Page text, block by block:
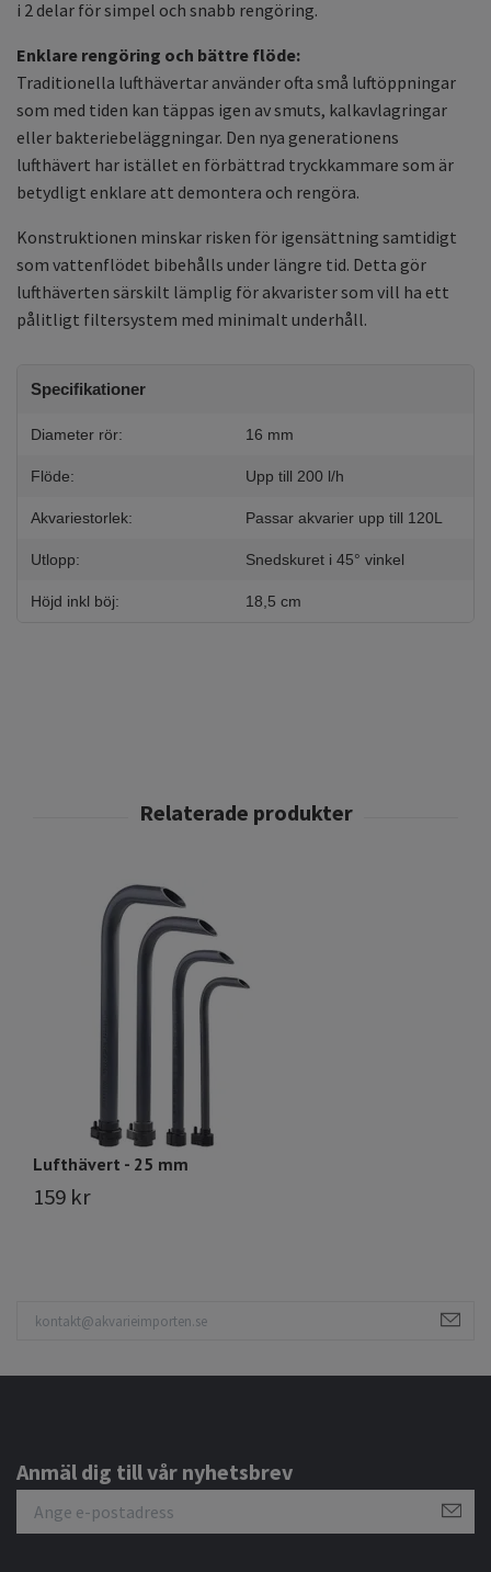
i 2 delar för simpel och snabb rengöring.
Enklare rengöring och bättre flöde:
Traditionella lufthävertar använder ofta små luftöppningar
som med tiden kan täppas igen av smuts, kalkavlagringar
eller bakteriebeläggningar. Den nya generationens
lufthävert har istället en förbättrad tryckkammare som är
betydligt enklare att demontera och rengöra.
Konstruktionen minskar risken för igensättning samtidigt
som vattenflödet bibehålls under längre tid. Detta gör
lufthäverten särskilt lämplig för akvarister som vill ha ett
pålitligt filtersystem med minimalt underhåll.
Specifikationer
Diameter rör: 16 mm
Flöde: Upp till 200 l/h
Akvariestorlek: Passar akvarier upp till 120L
Utlopp: Snedskuret i 45° vinkel
Höjd inkl böj: 18,5 cm
Lufthävert - 25 mm
159 kr
Anmäl dig till vår nyhetsbrev